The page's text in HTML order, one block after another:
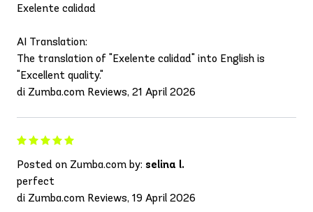
Exelente calidad
AI Translation:
The translation of "Exelente calidad" into English is
"Excellent quality."
di Zumba.com Reviews, 21 April 2026
Posted on Zumba.com by: selina l.
perfect
di Zumba.com Reviews, 19 April 2026